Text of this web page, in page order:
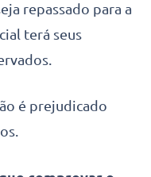
repassado para a
terá seus
é prejudicado